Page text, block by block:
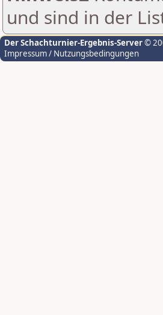
und sind in der
Der Schachturnier-Ergebnis-Server©
Impressum / Nutzungsbedingungen